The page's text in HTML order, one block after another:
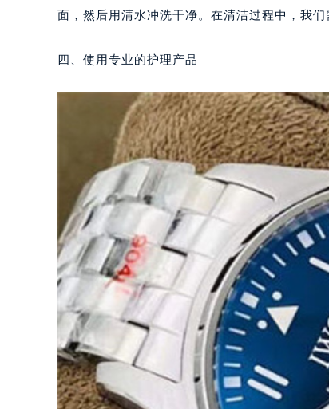
面，然后用清水冲洗干净。在清洁过程中，我
四、使用专业的护理产品